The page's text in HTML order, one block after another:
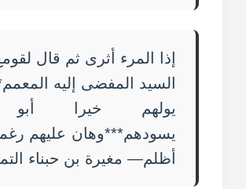
إذا المرء أثرى ثم قال
السيد المفضى إليه
يولهم خيرا
يسودهم***وهان عليهم
أظلم— مغيرة بن حبناء